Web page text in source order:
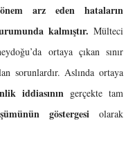
arz eden hataların
kalmıştır. Mülteci
ortaya çıkan sınır
sorunlardır. Aslında ortaya
iddiasınıngerçekte tam
göstergesi olarak